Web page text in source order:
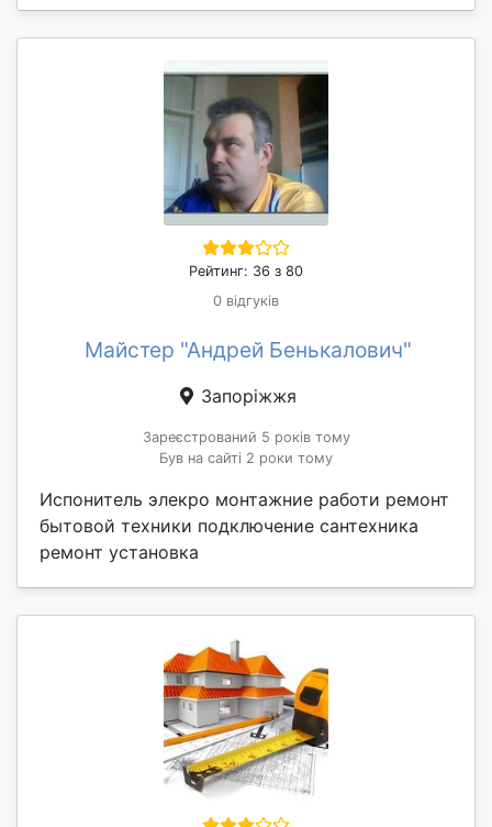
Рейтинг: 36 з 80
0 відгуків
Майстер "Андрей Бенькалович"
Запоріжжя
Зареєстрований 5 років тому
Був на сайті 2 роки тому
Испонитель элекро монтажние работи ремонт
бытовой техники подключение сантехника
ремонт установка